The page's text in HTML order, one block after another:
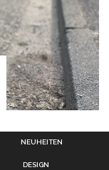
NEUHEITEN
DESIGN